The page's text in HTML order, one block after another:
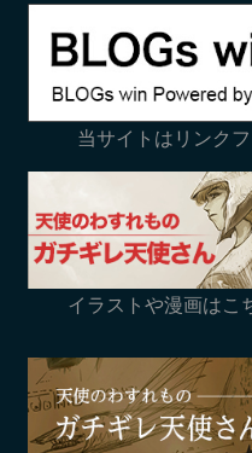
当サイトはリンク
イラストや漫画はこ